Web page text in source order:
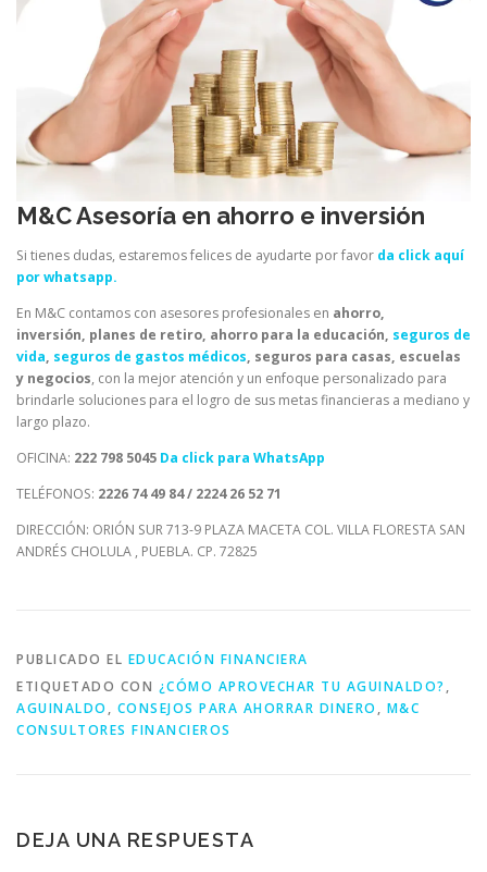
M&C Asesoría en ahorro e inversión
Si tienes dudas, estaremos felices de ayudarte por favor da click aquí
por whatsapp.
En M&C contamos con asesores profesionales en ahorro,
inversión, planes de retiro, ahorro para la educación, seguros de
vida, seguros de gastos médicos, seguros para casas, escuelas
y negocios, con la mejor atención y un enfoque personalizado para
brindarle soluciones para el logro de sus metas financieras a mediano y
largo plazo.
OFICINA: 222 798 5045 Da click para WhatsApp
TELÉFONOS: 2226 74 49 84 / 2224 26 52 71
DIRECCIÓN: ORIÓN SUR 713-9 PLAZA MACETA COL. VILLA FLORESTA SAN
ANDRÉS CHOLULA , PUEBLA. CP. 72825
PUBLICADO EL EDUCACIÓN FINANCIERA
ETIQUETADO CON ¿CÓMO APROVECHAR TU AGUINALDO? ,
AGUINALDO , CONSEJOS PARA AHORRAR DINERO , M&C
CONSULTORES FINANCIEROS
DEJA UNA RESPUESTA